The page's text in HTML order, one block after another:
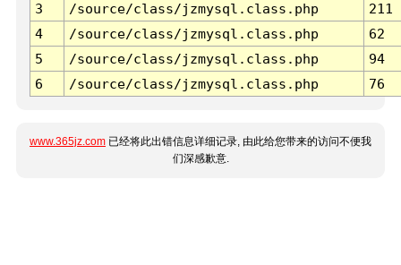
3 /source/class/jzmysql.class.php
211
4
/source/class/jzmysql.class.php
62
5
/source/class/jzmysql.class.php
94
6
/source/class/jzmysql.class.php 76
www.365jz.com 已经将此出错信息详细记录, 由此给您带来的访问不便我
们深感歉意.